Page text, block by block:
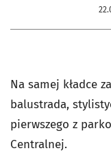
Na samej kładce
balustrada,
pierwszego z
Centralnej.